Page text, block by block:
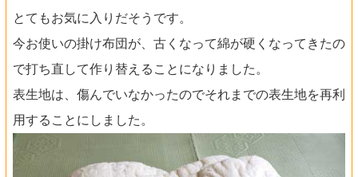
とてもお気に入りだそうです。
今お使いの掛け布団が、古くなって綿が硬くなってきたの
で打ち直して作り替えることになりました。
表生地は、傷んでいなかったのでそれまでの表生地を再利
用することにしました。